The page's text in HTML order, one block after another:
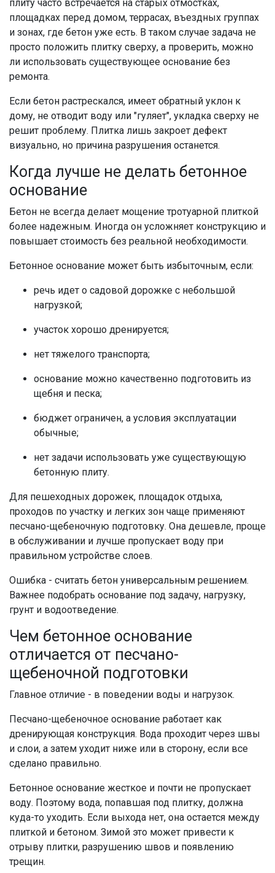
плиту часто встречается на старых отмостках,
площадках перед домом, террасах, въездных группах
и зонах, где бетон уже есть. В таком случае задача не
просто положить плитку сверху, а проверить, можно
ли использовать существующее основание без
ремонта.
Если бетон растрескался, имеет обратный уклон к
дому, не отводит воду или "гуляет", укладка сверху не
решит проблему. Плитка лишь закроет дефект
визуально, но причина разрушения останется.
Когда лучше не делать бетонное
основание
Бетон не всегда делает мощение тротуарной плиткой
более надежным. Иногда он усложняет конструкцию и
повышает стоимость без реальной необходимости.
Бетонное основание может быть избыточным, если:
речь идет о садовой дорожке с небольшой
нагрузкой;
участок хорошо дренируется;
нет тяжелого транспорта;
основание можно качественно подготовить из
щебня и песка;
бюджет ограничен, а условия эксплуатации
обычные;
нет задачи использовать уже существующую
бетонную плиту.
Для пешеходных дорожек, площадок отдыха,
проходов по участку и легких зон чаще применяют
песчано-щебеночную подготовку. Она дешевле, проще
в обслуживании и лучше пропускает воду при
правильном устройстве слоев.
Ошибка - считать бетон универсальным решением.
Важнее подобрать основание под задачу, нагрузку,
грунт и водоотведение.
Чем бетонное основание
отличается от песчано-
щебеночной подготовки
Главное отличие - в поведении воды и нагрузок.
Песчано-щебеночное основание работает как
дренирующая конструкция. Вода проходит через швы
и слои, а затем уходит ниже или в сторону, если все
сделано правильно.
Бетонное основание жесткое и почти не пропускает
воду. Поэтому вода, попавшая под плитку, должна
куда-то уходить. Если выхода нет, она остается между
плиткой и бетоном. Зимой это может привести к
отрыву плитки, разрушению швов и появлению
трещин.